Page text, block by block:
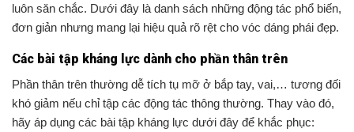
luôn săn chắc. Dưới đây là danh sách những động tác phổ biến,
đơn giản nhưng mang lại hiệu quả rõ rệt cho vóc dáng phái đẹp.
Các bài tập kháng lực dành cho phần thân trên
Phần thân trên thường dễ tích tụ mỡ ở bắp tay, vai,… tương đối
khó giảm nếu chỉ tập các động tác thông thường. Thay vào đó,
hãy áp dụng các bài tập kháng lực dưới đây để khắc phục: